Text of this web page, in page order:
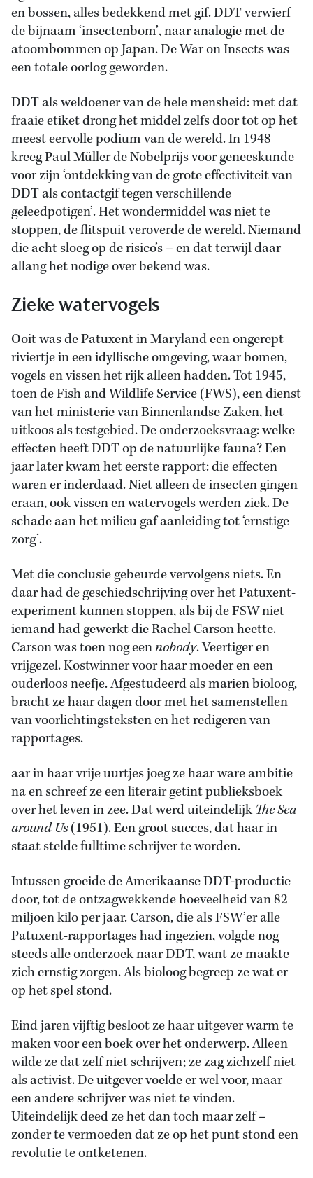
en bossen, alles bedekkend met gif. DDT verwierf
de bijnaam ‘insectenbom’, naar analogie met de
atoombommen op Japan. De War on Insects was
een totale oorlog geworden.
DDT als weldoener van de hele mensheid: met dat
fraaie etiket drong het middel zelfs door tot op het
meest eervolle podium van de wereld. In 1948
kreeg Paul Müller de Nobelprijs voor geneeskunde
voor zijn ‘ontdekking van de grote effectiviteit van
DDT als contactgif tegen verschillende
geleedpotigen’. Het wondermiddel was niet te
stoppen, de flitspuit veroverde de wereld. Niemand
die acht sloeg op de risico’s – en dat terwijl daar
allang het nodige over bekend was.
Zieke watervogels
Ooit was de Patuxent in Maryland een ongerept
riviertje in een idyllische omgeving, waar bomen,
vogels en vissen het rijk alleen hadden. Tot 1945,
toen de Fish and Wildlife Service (FWS), een dienst
van het ministerie van Binnenlandse Zaken, het
uitkoos als testgebied. De onderzoeksvraag: welke
effecten heeft DDT op de natuurlijke fauna? Een
jaar later kwam het eerste rapport: die effecten
waren er inderdaad. Niet alleen de insecten gingen
eraan, ook vissen en watervogels werden ziek. De
schade aan het milieu gaf aanleiding tot ‘ernstige
zorg’.
Met die conclusie gebeurde vervolgens niets. En
daar had de geschiedschrijving over het Patuxent-
experiment kunnen stoppen, als bij de FSW niet
iemand had gewerkt die Rachel Carson heette.
Carson was toen nog eennobody. Veertiger en
vrijgezel. Kostwinner voor haar moeder en een
ouderloos neefje. Afgestudeerd als marien bioloog,
bracht ze haar dagen door met het samenstellen
van voorlichtingsteksten en het redigeren van
rapportages.
aar in haar vrije uurtjes joeg ze haar ware ambitie
na en schreef ze een literair getint publieksboek
over het leven in zee. Dat werd uiteindelijkThe Sea
around Us(1951). Een groot succes, dat haar in
staat stelde fulltime schrijver te worden.
Intussen groeide de Amerikaanse DDT-productie
door, tot de ontzagwekkende hoeveelheid van 82
miljoen kilo per jaar. Carson, die als FSW’er alle
Patuxent-rapportages had ingezien, volgde nog
steeds alle onderzoek naar DDT, want ze maakte
zich ernstig zorgen. Als bioloog begreep ze wat er
op het spel stond.
Eind jaren vijftig besloot ze haar uitgever warm te
maken voor een boek over het onderwerp. Alleen
wilde ze dat zelf niet schrijven; ze zag zichzelf niet
als activist. De uitgever voelde er wel voor, maar
een andere schrijver was niet te vinden.
Uiteindelijk deed ze het dan toch maar zelf –
zonder te vermoeden dat ze op het punt stond een
revolutie te ontketenen.